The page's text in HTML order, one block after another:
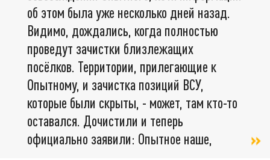
об этом была уже несколько дней назад.
Видимо, дождались, когда полностью
проведут зачистки близлежащих
посёлков. Территории, прилегающие к
Опытному, и зачистка позиций ВСУ,
которые были скрыты, - может, там кто-то
оставался. Дочистили и теперь
официально заявили: Опытное наше,